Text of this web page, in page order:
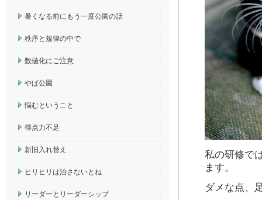
私の研修で
ます。
ダメな点、
暑くなる前にもう一度公園の話
秩序と規律の中で
数値化にご注意
やぱ公園
悩むということ
得点力不足
新旧入れ替え
ヒリヒリは治さないとね
リーダーとリーダーシップ